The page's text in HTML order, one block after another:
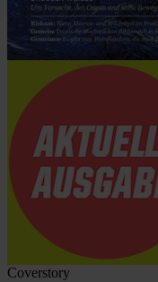
Coverstory